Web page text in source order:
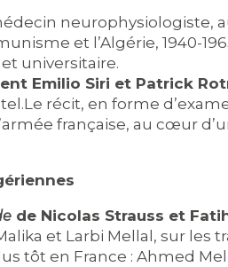
neurophysiologiste,
et l’Algérie, 1940-
universitaire.
Emilio Siri et Patrick
récit, en forme
française, au cœur
de Nicolas Strauss et
et Larbi Mellal, sur les
tôt en France : Ahmed